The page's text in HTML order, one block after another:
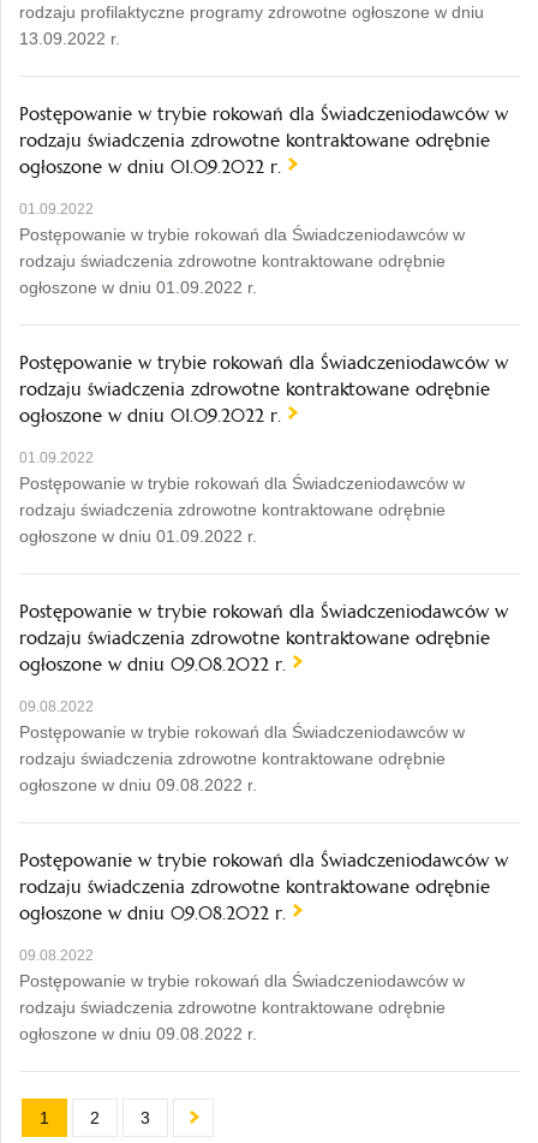
rodzaju profilaktyczne programy zdrowotne ogłoszone w dniu
13.09.2022 r.
Postępowanie w trybie rokowań dla Świadczeniodawców w
rodzaju świadczenia zdrowotne kontraktowane odrębnie
ogłoszone w dniu 01.09.2022 r.
01.09.2022
Postępowanie w trybie rokowań dla Świadczeniodawców w
rodzaju świadczenia zdrowotne kontraktowane odrębnie
ogłoszone w dniu 01.09.2022 r.
Postępowanie w trybie rokowań dla Świadczeniodawców w
rodzaju świadczenia zdrowotne kontraktowane odrębnie
ogłoszone w dniu 01.09.2022 r.
01.09.2022
Postępowanie w trybie rokowań dla Świadczeniodawców w
rodzaju świadczenia zdrowotne kontraktowane odrębnie
ogłoszone w dniu 01.09.2022 r.
Postępowanie w trybie rokowań dla Świadczeniodawców w
rodzaju świadczenia zdrowotne kontraktowane odrębnie
ogłoszone w dniu 09.08.2022 r.
09.08.2022
Postępowanie w trybie rokowań dla Świadczeniodawców w
rodzaju świadczenia zdrowotne kontraktowane odrębnie
ogłoszone w dniu 09.08.2022 r.
Postępowanie w trybie rokowań dla Świadczeniodawców w
rodzaju świadczenia zdrowotne kontraktowane odrębnie
ogłoszone w dniu 09.08.2022 r.
09.08.2022
Postępowanie w trybie rokowań dla Świadczeniodawców w
rodzaju świadczenia zdrowotne kontraktowane odrębnie
ogłoszone w dniu 09.08.2022 r.
1 2 3